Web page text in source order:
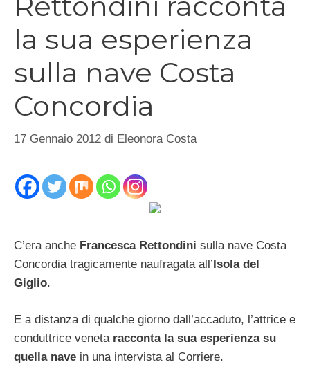
la sua esperienza
sulla nave Costa
Concordia
17 Gennaio 2012 di Eleonora Costa
C’era anche Francesca Rettondini sulla nave Costa
Concordia tragicamente naufragata all’ Isola del
Giglio.
E a distanza di qualche giorno dall’accaduto, l’attrice e
conduttrice veneta racconta la sua esperienza su
quella nave in una intervista al Corriere.